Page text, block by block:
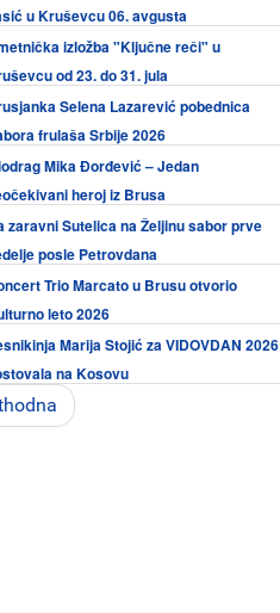
u Kruševcu 06. avgusta
izložba "Ključne reči" u
od 23. do 31. jula
Selena Lazarević pobednica
frulaša Srbije 2026
Mika Đorđević – Jedan
heroj iz Brusa
zaravni Sutelica na Željinu sabor prve
posle Petrovdana
Trio Marcato u Brusu otvorio
leto 2026
Marija Stojić za VIDOVDAN 2026
na Kosovu